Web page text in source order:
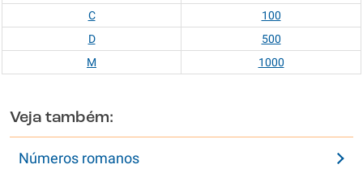
C
100
D
500
M
1000
Veja também:
Números romanos